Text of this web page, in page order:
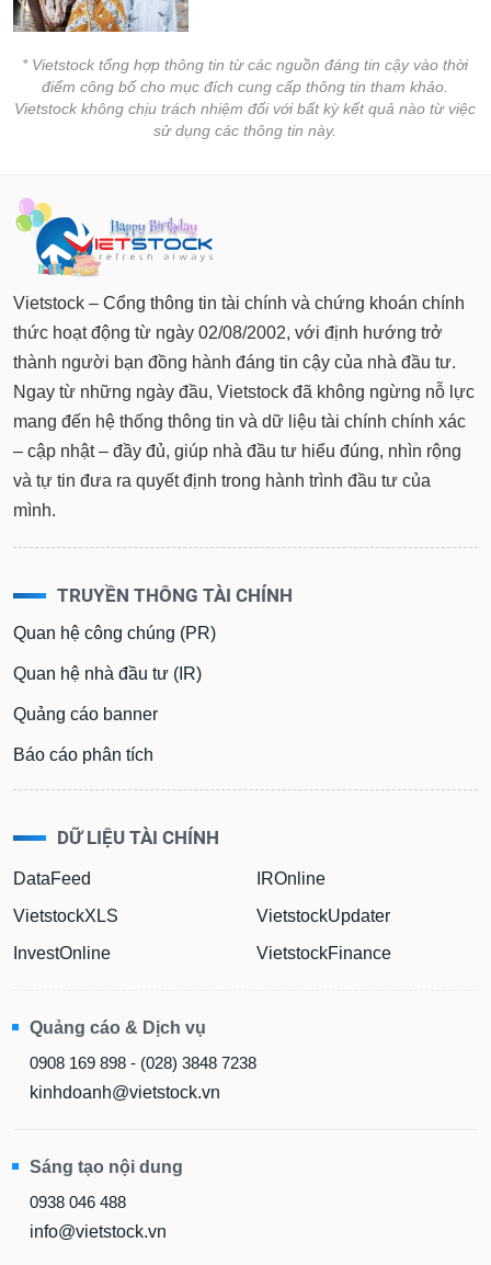
* Vietstock tổng hợp thông tin từ các nguồn đáng tin cậy vào thời
điểm công bố cho mục đích cung cấp thông tin tham khảo.
Vietstock không chịu trách nhiệm đối với bất kỳ kết quả nào từ việc
sử dụng các thông tin này.
Vietstock – Cổng thông tin tài chính và chứng khoán chính
thức hoạt động từ ngày 02/08/2002, với định hướng trở
thành người bạn đồng hành đáng tin cậy của nhà đầu tư.
Ngay từ những ngày đầu, Vietstock đã không ngừng nỗ lực
mang đến hệ thống thông tin và dữ liệu tài chính chính xác
– cập nhật – đầy đủ, giúp nhà đầu tư hiểu đúng, nhìn rộng
và tự tin đưa ra quyết định trong hành trình đầu tư của
mình.
TRUYỀN THÔNG TÀI CHÍNH
Quan hệ công chúng (PR)
Quan hệ nhà đầu tư (IR)
Quảng cáo banner
Báo cáo phân tích
DỮ LIỆU TÀI CHÍNH
DataFeed
VietstockXLS
InvestOnline
IROnline
VietstockUpdater
VietstockFinance
Quảng cáo & Dịch vụ
0908 169 898 - (028) 3848 7238
kinhdoanh@vietstock.vn
Sáng tạo nội dung
0938 046 488
info@vietstock.vn